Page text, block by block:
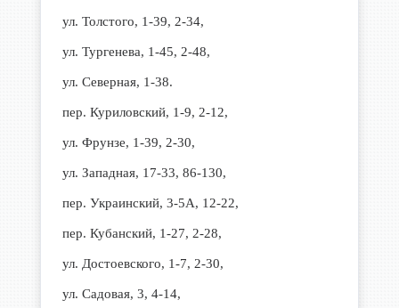
ул. Толстого, 1-39, 2-34,
ул. Тургенева, 1-45, 2-48,
ул. Северная, 1-38.
пер. Куриловский, 1-9, 2-12,
ул. Фрунзе, 1-39, 2-30,
ул. Западная, 17-33, 86-130,
пер. Украинский, 3-5А, 12-22,
пер. Кубанский, 1-27, 2-28,
ул. Достоевского, 1-7, 2-30,
ул. Садовая, 3, 4-14,